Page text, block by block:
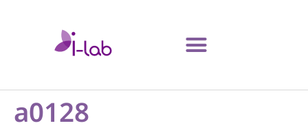
a0128